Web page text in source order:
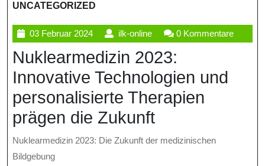
UNCATEGORIZED
03 Februar 202403
Februar
2024
ilk-onlineilk-
online
0 Kommentare
Nuklearmedizin 2023:
Innovative Technologien und
personalisierte Therapien
prägen die Zukunft
Nuklearmedizin 2023: Die Zukunft der medizinischen
Bildgebung